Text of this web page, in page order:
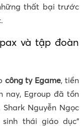
thất bại trước
và tập đoàn
công ty Egame, tiền
nay, Egroup đã tồn
Nguyễn Ngọc
thái giáo dục”